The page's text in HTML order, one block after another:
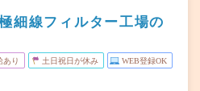
細線フィルター工場の
あり 土日祝日が休み WEB登録OK